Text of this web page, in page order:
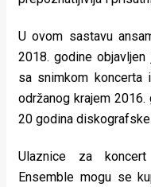
U ovom sastavu
2018. godine objavljen
sa snimkom koncerta
održanog krajem
20 godina
Ulaznice za koncert
Ensemble mogu se